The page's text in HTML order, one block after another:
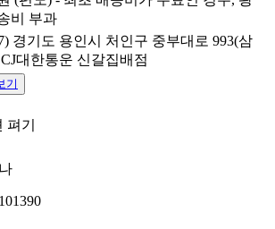
비 부과
경기도 용인시 처인구 중부대로 993(삼
대한통운 신갈집배점
기